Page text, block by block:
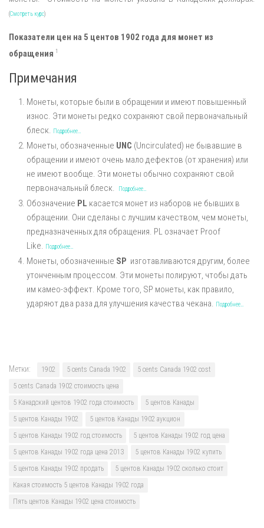
(Смотреть курс)
Показатели цен на 5 центов 1902 года для монет из
обращения 1
Примечания
Монеты, которые были в обращении и имеют повышенный
износ. Эти монеты редко сохраняют свой первоначальный
блеск. Подробнее…
Монеты, обозначенные UNC (Uncirculated) не бывавшие в
обращении и имеют очень мало дефектов (от хранения) или
не имеют вообще. Эти монеты обычно сохраняют свой
первоначальный блеск.
Подробнее…
Обозначение PL касается монет из наборов не бывших в
обращении. Они сделаны с лучшим качеством, чем монеты,
предназначенных для обращения. PL означает Proof
Like. Подробнее…
Монеты, обозначенные SP изготавливаются другим, более
утонченным процессом. Эти монеты полируют, чтобы дать
им камео-эффект. Кроме того, SP монеты, как правило,
ударяют два раза для улучшения качества чекана. Подробнее…
Метки: 1902 5 cents Canada 1902
5 cents Canada 1902 cost
5 cents Canada 1902 стоимость цена
5 Канадский центов 1902 года стоимость
5 центов Канады
5 центов Канады 1902
5 центов Канады 1902 аукцион
5 центов Канады 1902 год стоимость
5 центов Канады 1902 год цена
5 центов Канады 1902 года цена 2013
5 центов Канады 1902 купить
5 центов Канады 1902 продать
5 центов Канады 1902 сколько стоит
Какая стоимость 5 центов Канады 1902 года
Пять центов Канады 1902 цена стоимость